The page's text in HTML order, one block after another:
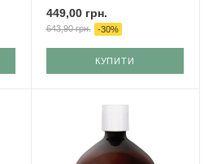
449,00грн.
643,90грн. -30%
КУПИТИ